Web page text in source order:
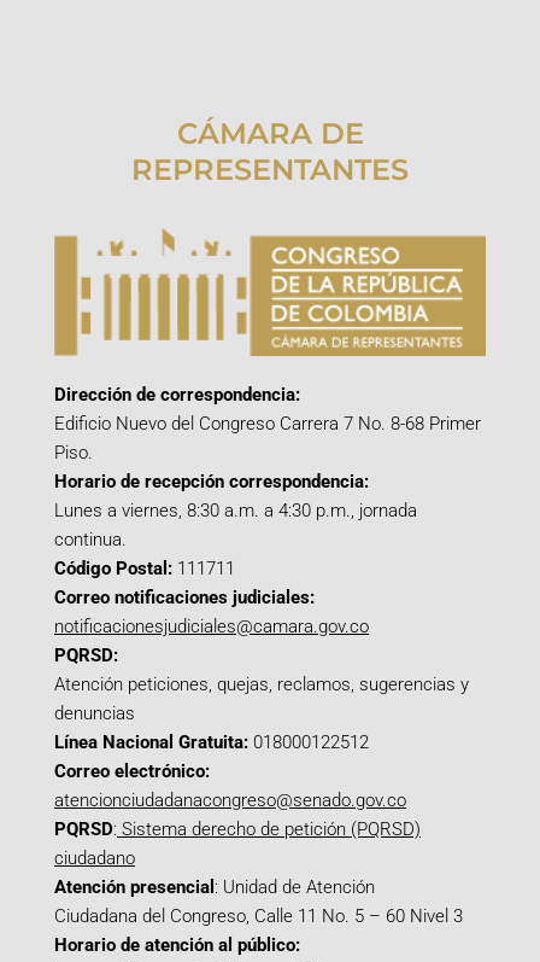
CÁMARA DE
REPRESENTANTES
Dirección de correspondencia:
Edificio Nuevo del Congreso Carrera 7 No. 8-68 Primer
Piso.
Horario de recepción correspondencia:
Lunes a viernes, 8:30 a.m. a 4:30 p.m., jornada
continua.
Código Postal: 111711
Correo notificaciones judiciales:
notificacionesjudiciales@camara.gov.co
PQRSD:
Atención peticiones, quejas, reclamos, sugerencias y
denuncias
Línea Nacional Gratuita: 018000122512
Correo electrónico:
atencionciudadanacongreso@senado.gov.co
PQRSD: Sistema derecho de petición (PQRSD)
ciudadano
Atención presencial : Unidad de Atención
Ciudadana del Congreso, Calle 11 No. 5 – 60 Nivel 3
Horario de atención al público: